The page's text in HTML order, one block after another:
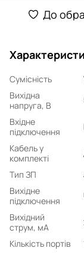
До
Сумісність
Вихідна
напруга, В
Вхідне
підключення
Кабель у
комплекті
Тип ЗП
Вихідне
підключення
Вихідний
струм, мA
Кількість портів